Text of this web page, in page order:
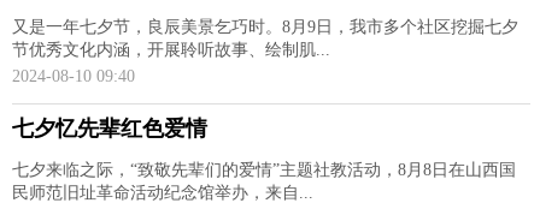
又是一年七夕节，良辰美景乞巧时。8月9日，我市多个社区挖掘七夕
节优秀文化内涵，开展聆听故事、绘制肌...
2024-08-10 09:40
七夕忆先辈红色爱情
七夕来临之际，“致敬先辈们的爱情”主题社教活动，8月8日在山西国
民师范旧址革命活动纪念馆举办，来自...